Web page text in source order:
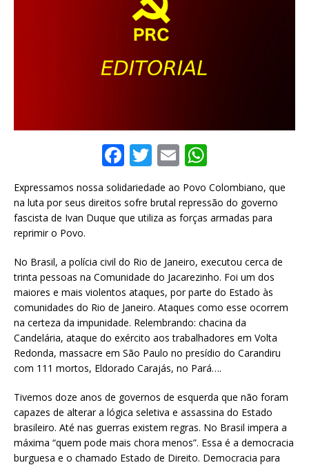
F
a
c
e
o
o
k
T
w
it
te
E
m
ai
l
h
at
s
p
p
Expressamos nossa solidariedade ao Povo Colombiano, que
na luta por seus direitos sofre brutal repressão do governo
fascista de Ivan Duque que utiliza as forças armadas para
reprimir o Povo.
No Brasil, a polícia civil do Rio de Janeiro, executou cerca de
trinta pessoas na Comunidade do Jacarezinho. Foi um dos
maiores e mais violentos ataques, por parte do Estado às
comunidades do Rio de Janeiro. Ataques como esse ocorrem
na certeza da impunidade. Relembrando: chacina da
Candelária, ataque do exército aos trabalhadores em Volta
Redonda, massacre em São Paulo no presídio do Carandiru
com 111 mortos, Eldorado Carajás, no Pará….
Tivemos doze anos de governos de esquerda que não foram
capazes de alterar a lógica seletiva e assassina do Estado
brasileiro. Até nas guerras existem regras. No Brasil impera a
máxima “quem pode mais chora menos”. Essa é a democracia
burguesa e o chamado Estado de Direito. Democracia para